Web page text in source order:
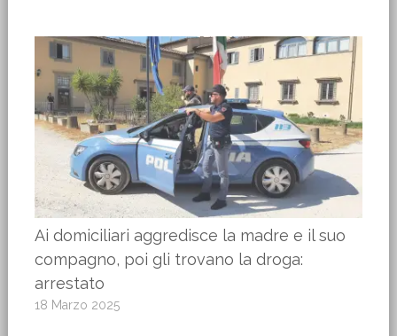
Ai domiciliari aggredisce la madre e il suo
compagno, poi gli trovano la droga:
arrestato
18 Marzo 2025